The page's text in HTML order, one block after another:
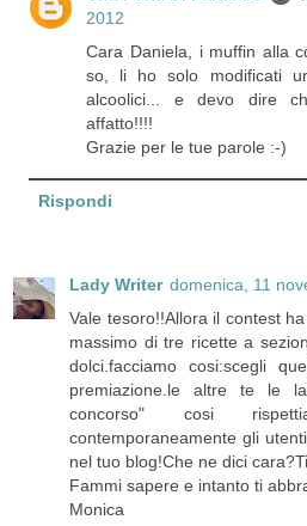
2012
Cara Daniela, i muffin alla
so, li ho solo modificati
alcoolici... e devo dire
affatto!!!!
Grazie per le tue parole :-)
Rispondi
Lady Writer domenica, 11
Vale tesoro!!Allora il contest
massimo di tre ricette a
dolci.facciamo cosi:scegli
premiazione.le altre te le
concorso" cosi
contemporaneamente gli
nel tuo blog!Che ne dici
Fammi sapere e intanto ti
Monica